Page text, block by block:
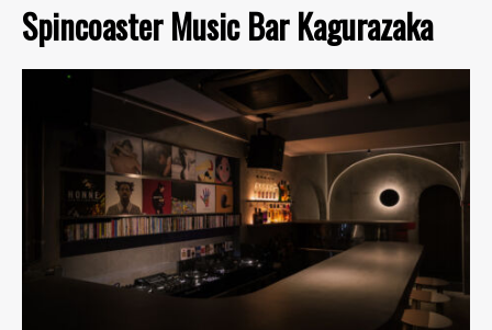
Spincoaster Music Bar Kagurazaka